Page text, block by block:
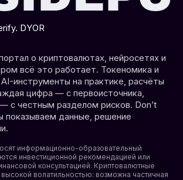
DYOR
о криптовалютах, нейросетях и
всё это работает. Токеномика и
инструменты на практике, расчёты
цифра — с первоисточника,
с честным разделом рисков. Don’t
данные, решение
информационно-образовательный
инвестиционной рекомендацией или
консультацией. Криптовалютные
волатильностью: возможна частичная